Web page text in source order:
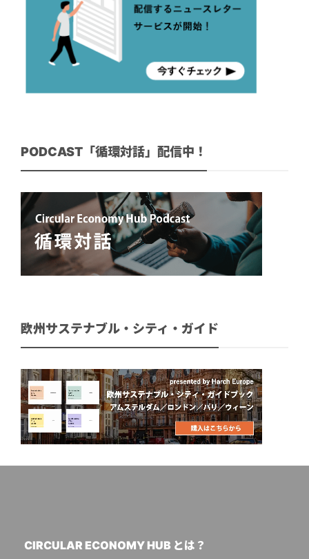
PODCAST「循環対話」配信中！
欧州サステナブル・シティ・ガイド
CIRCULAR ECONOMY HUB とは？